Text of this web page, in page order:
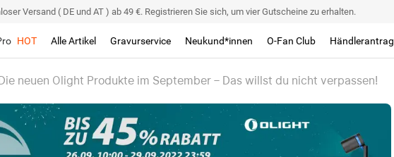
Versand ( DE und AT ) ab 49 €. Registrieren Sie sich, um vier Gutscheine zu erhalten.
HOT Alle Artikel Gravurservice Neukund*innen O-Fan Club Händlerantrag
neuen Olight Produkte im September – Das willst du nicht verpassen!